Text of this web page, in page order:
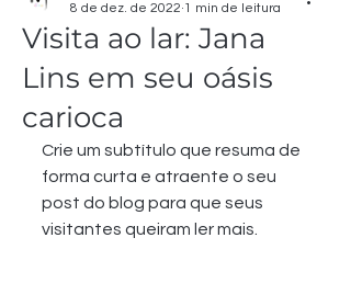
Visita ao lar: Jana
Lins em seu oásis
carioca
8 de dez. de 2022 1 min de leitura
Crie um subtítulo que resuma de
forma curta e atraente o seu
post do blog para que seus
visitantes queiram ler mais.